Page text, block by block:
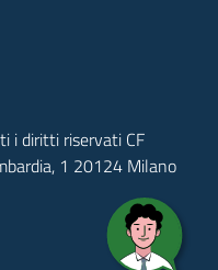
i diritti riservati CF
1 20124 Milano